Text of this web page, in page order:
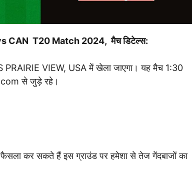
CAN T20 Match 2024, मैच डिटेल्स:
VIEW, USA में खेला जाएगा। यह मैच 1:30
से जुड़े रहे।
फैसला कर सकते हैं इस ग्राउंड पर हमेशा से तेज गेंदबाजों का